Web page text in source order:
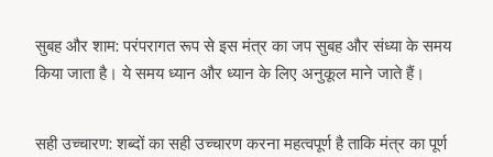
सुबह और शाम: परंपरागत रूप से इस मंत्र का जप सुबह और संध्या के समय
किया जाता है। ये समय ध्यान और ध्यान के लिए अनुकूल माने जाते हैं।
सही उच्चारण: शब्दों का सही उच्चारण करना महत्वपूर्ण है ताकि मंत्र का पूर्ण